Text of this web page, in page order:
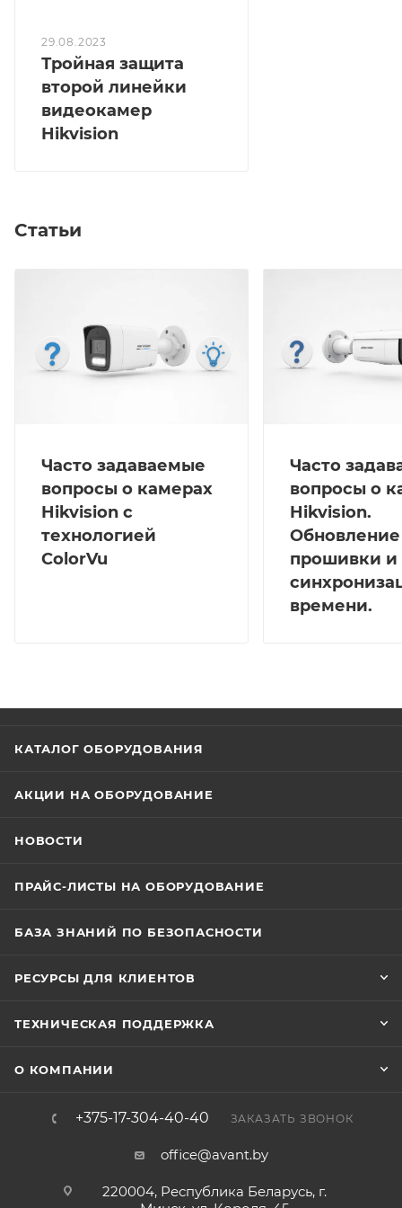
29.08.2023
Тройная защита
второй линейки
видеокамер
Hikvision
Статьи
Часто задаваемые
вопросы о камерах
Hikvision с
технологией
ColorVu
Часто
вопросы о
Hikvision.
Обновление
прошивки и
времени.
КАТАЛОГ ОБОРУДОВАНИЯ
АКЦИИ НА ОБОРУДОВАНИЕ
НОВОСТИ
ПРАЙС-ЛИСТЫ НА ОБОРУДОВАНИЕ
БАЗА ЗНАНИЙ ПО БЕЗОПАСНОСТИ
РЕСУРСЫ ДЛЯ КЛИЕНТОВ
ТЕХНИЧЕСКАЯ ПОДДЕРЖКА
О КОМПАНИИ
+375-17-304-40-40 ЗАКАЗАТЬ ЗВОНОК
office@avant.by
220004, Республика Беларусь, г.